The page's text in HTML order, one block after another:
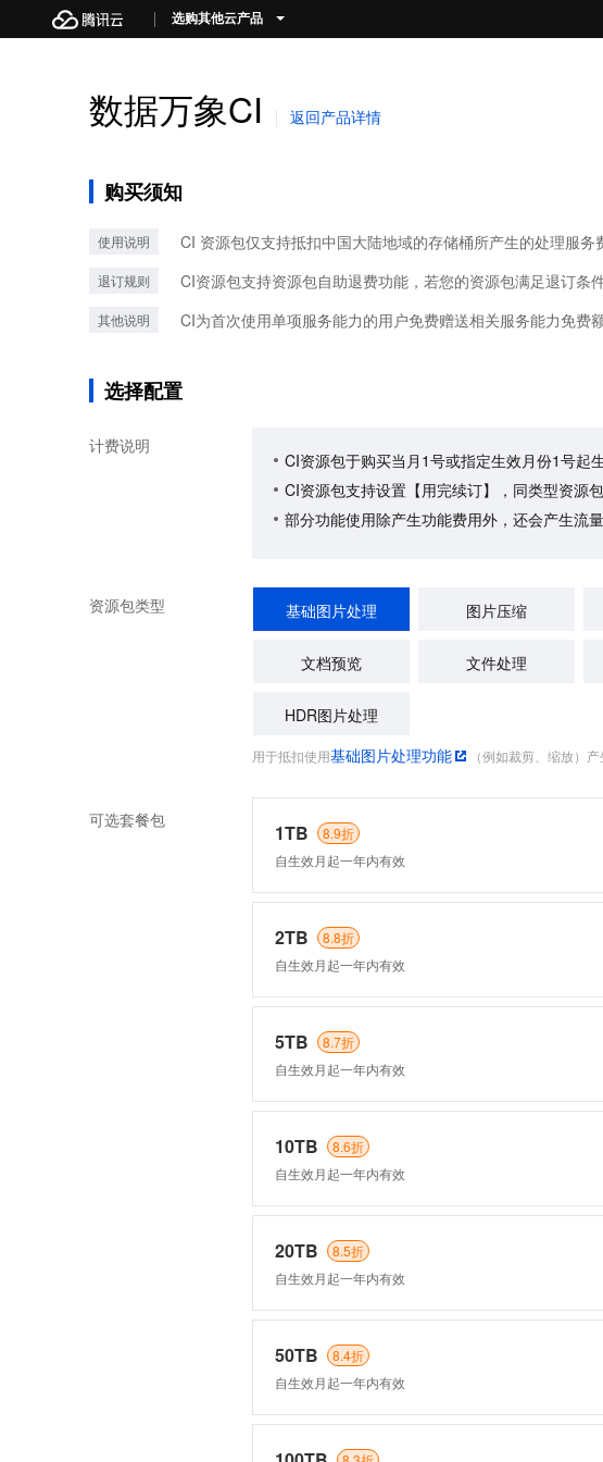
选购其他云产品
数据万象CI 返回产品详情
购买须知
使用说明 CI 资源包仅支持抵扣中国大陆地域的存储桶所产生的处理服
退订规则 CI资源包支持资源包自助退费功能，若您的资源包满足退订条
其他说明 CI为首次使用单项服务能力的用户免费赠送相关服务能力免
选择配置
计费说明
CI资源包于购买当月1号或指定生效月份1号起
CI资源包支持设置【用完续订】，同类型资源
部分功能使用除产生功能费用外，还会产生流
资源包类型 基础图片处理 图片压缩
文档预览 文件处理
HDR图片处理
用于抵扣使用基础图片处理功能 （例如裁剪、缩放）产
可选套餐包
1TB
8.9折
自生效月起一年内有效
2TB
8.8折
自生效月起一年内有效
5TB
8.7折
自生效月起一年内有效
10TB
8.6折
自生效月起一年内有效
20TB
8.5折
自生效月起一年内有效
50TB
8.4折
自生效月起一年内有效